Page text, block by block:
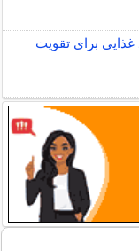
غذایی برای تقویت